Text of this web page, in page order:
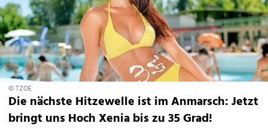
© TZOE
Die nächste Hitzewelle ist im Anmarsch: Jetzt
bringt uns Hoch Xenia bis zu 35 Grad!